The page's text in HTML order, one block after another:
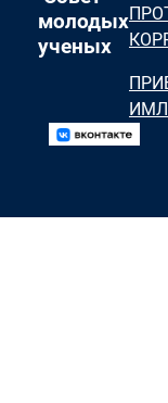
молодых
ученых